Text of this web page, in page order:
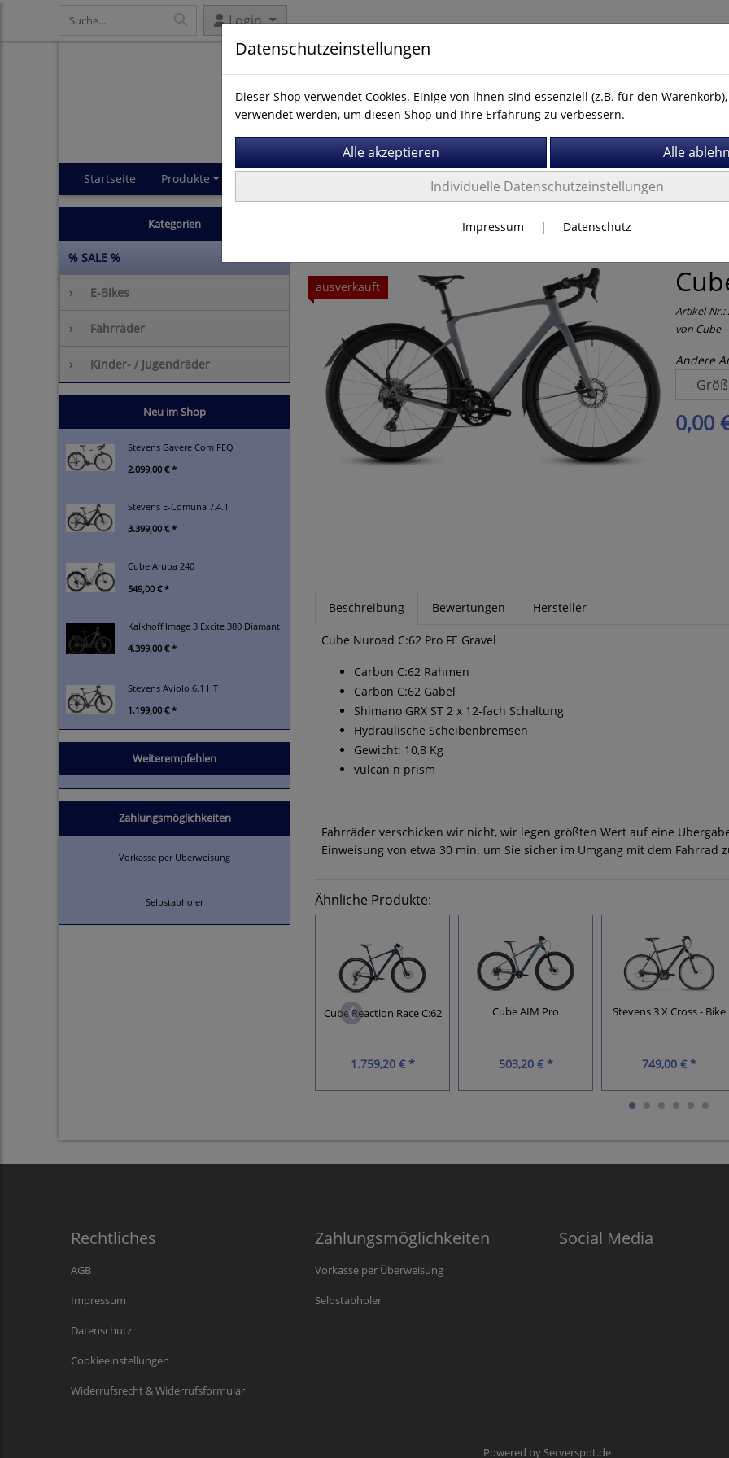
Login
Startseite Produkte
Kategorien
% SALE %
› E-Bikes
› Fahrräder
› Kinder- / Jugendräder
Neu im Shop
Stevens Gavere Com FEQ
2.099,00 € *
Stevens E-Comuna 7.4.1
3.399,00 € *
Cube Aruba 240
549,00 € *
Kalkhoff Image 3 Excite 380 Diamant
4.399,00 € *
Stevens Aviolo 6.1 HT
1.199,00 € *
Weiterempfehlen
Zahlungsmöglichkeiten
Vorkasse per Überweisung
Selbstabholer
ausverkauft
Artikel-Nr.:
von Cube
Andere
0,00
Beschreibung Bewertungen Hersteller
Cube Nuroad C:62 Pro FE Gravel
Carbon C:62 Rahmen
Carbon C:62 Gabel
Shimano GRX ST 2 x 12-fach Schaltung
Hydraulische Scheibenbremsen
Gewicht: 10,8 Kg
vulcan n prism
Fahrräder verschicken wir nicht, wir legen größten Wert auf eine
Einweisung von etwa 30 min. um Sie sicher im Umgang mit dem Fahrrad
Ähnliche Produkte:
Cube Reaction Race C:62
1.759,20 € *
Cube AIM Pro
503,20 € *
Stevens 3 X Cross - Bike
749,00 € *
Rechtliches
AGB
Impressum
Datenschutz
Cookieeinstellungen
Widerrufsrecht & Widerrufsformular
Zahlungsmöglichkeiten
Vorkasse per Überweisung
Selbstabholer
Social Media
Powered by Serverspot.de
Datenschutzeinstellungen
Dieser Shop verwendet Cookies. Einige von ihnen sind essenziell (z.B. für den
verwendet werden, um diesen Shop und Ihre Erfahrung zu verbessern.
Individuelle Datenschutzeinstellungen
Impressum | Datenschutz